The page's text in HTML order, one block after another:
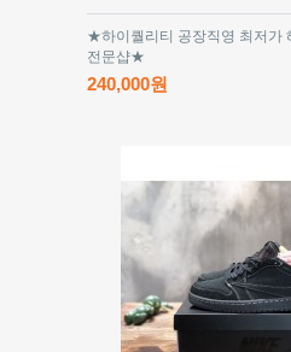
★하이퀄리티 공장직영 최저가
전문샵★
240,000원